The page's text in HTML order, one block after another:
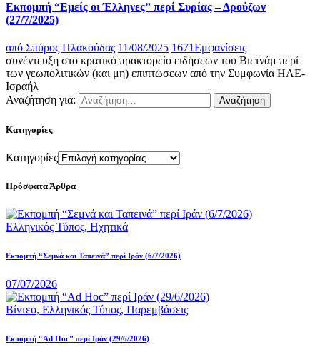
Eκπομπή “Εμείς οι Έλληνες” περί Συρίας – Δρούζων
(27/7/2025)
από Σπύρος Πλακούδας 11/08/2025 1671Εμφανίσεις
συνέντευξη στο κρατικό πρακτορείο ειδήσεων του Βιετνάμ περί
των γεωπολιτικών (και μη) επιπτώσεων από την Συμφωνία ΗΑΕ-
Ισραήλ
Αναζήτηση για:
Κατηγορίες
Κατηγορίες
Πρόσφατα Άρθρα
Ελληνικός Τύπος, Ηχητικά
Εκπομπή “Σεμνά και Ταπεινά” περί Ιράν (6/7/2026)
07/07/2026
Βίντεο, Ελληνικός Τύπος, Παρεμβάσεις
Εκπομπή “Ad Hoc” περί Iράν (29/6/2026)